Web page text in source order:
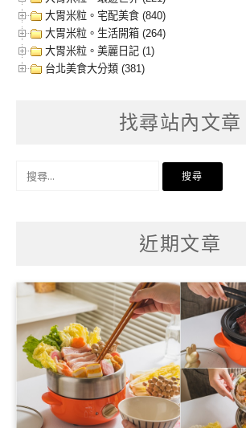
大胃米粒。宅配美食 (840)
大胃米粒。生活開箱 (264)
大胃米粒。美麗日記 (1)
台北美食大分類 (381)
找尋站內文章
近期文章